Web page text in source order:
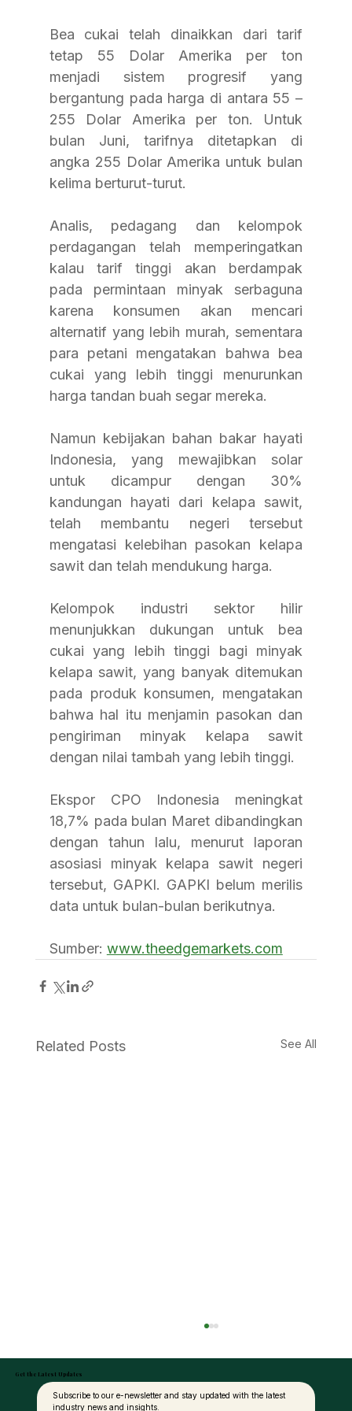
Bea cukai telah dinaikkan dari tarif
tetap 55 Dolar Amerika per ton
menjadi sistem progresif yang
bergantung pada harga di antara 55 –
255 Dolar Amerika per ton. Untuk
bulan Juni, tarifnya ditetapkan di
angka 255 Dolar Amerika untuk bulan
kelima berturut-turut.
Analis, pedagang dan kelompok
perdagangan telah memperingatkan
kalau tarif tinggi akan berdampak
pada permintaan minyak serbaguna
karena konsumen akan mencari
alternatif yang lebih murah, sementara
para petani mengatakan bahwa bea
cukai yang lebih tinggi menurunkan
harga tandan buah segar mereka.
Namun kebijakan bahan bakar hayati
Indonesia, yang mewajibkan solar
untuk dicampur dengan 30%
kandungan hayati dari kelapa sawit,
telah membantu negeri tersebut
mengatasi kelebihan pasokan kelapa
sawit dan telah mendukung harga.
Kelompok industri sektor hilir
menunjukkan dukungan untuk bea
cukai yang lebih tinggi bagi minyak
kelapa sawit, yang banyak ditemukan
pada produk konsumen, mengatakan
bahwa hal itu menjamin pasokan dan
pengiriman minyak kelapa sawit
dengan nilai tambah yang lebih tinggi.
Ekspor CPO Indonesia meningkat
18,7% pada bulan Maret dibandingkan
dengan tahun lalu, menurut laporan
asosiasi minyak kelapa sawit negeri
tersebut, GAPKI. GAPKI belum merilis
data untuk bulan-bulan berikutnya.
Sumber: www.theedgemarkets.com
Related Posts See All
Get the Latest Updates
Subscribe to our e-newsletter and stay updated with the latest
industry news and insights.